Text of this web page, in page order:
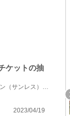
ケットの抽
USJ（ユニバーサル・スタジオ・ジャパン）の人気イベント「サンジの海賊レストラン（サンレス）」2023年...
2023/04/19